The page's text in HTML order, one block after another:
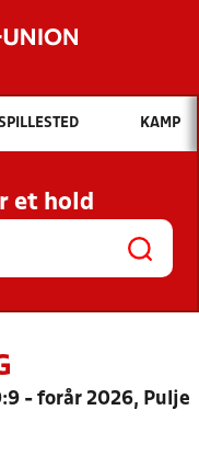
vil du søge efter?
OG NYHEDER
KLUBBER OG
KAMP
et hold
- forår 2026, Pulje